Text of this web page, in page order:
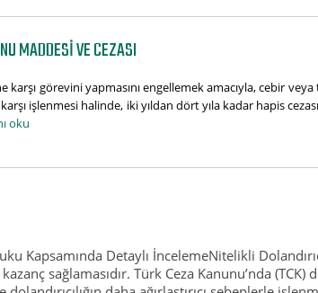
MADDESI VE CEZASI
görevini yapmasını engellemek amacıyla, cebir
karşı işlenmesi halinde, iki yıldan dört yıla kadar hapis
oku
Kapsamında Detaylı İncelemeNitelikli
sağlamasıdır. Türk Ceza Kanunu’nda (TCK)